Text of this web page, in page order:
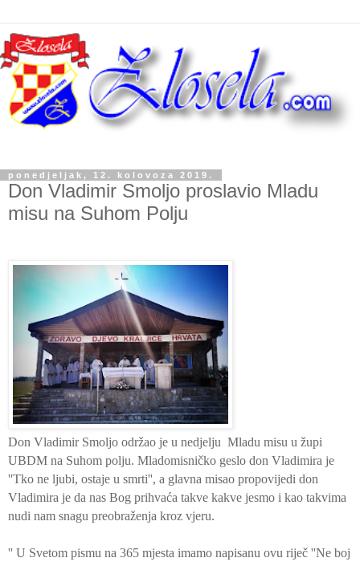
ponedjeljak, 12. kolovoza 2019.
Don Vladimir Smoljo proslavio Mladu
misu na Suhom Polju
Don Vladimir Smoljo održao je u nedjelju Mladu misu u župi
UBDM na Suhom polju. Mladomisničko geslo don Vladimira je
''Tko ne ljubi, ostaje u smrti'', a glavna misao propovijedi don
Vladimira je da nas Bog prihvaća takve kakve jesmo i kao takvima
nudi nam snagu preobraženja kroz vjeru.
'' U Svetom pismu na 365 mjesta imamo napisanu ovu riječ ''Ne boj